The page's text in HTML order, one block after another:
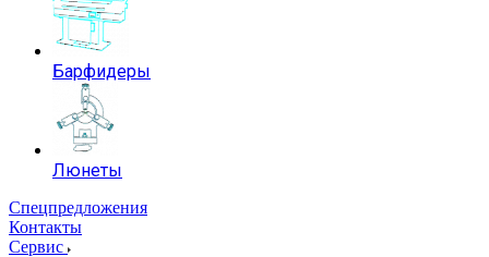
Барфидеры
Люнеты
Спецпредложения
Контакты
Сервис